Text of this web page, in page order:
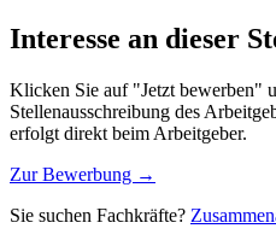
Interesse an dieser
Klicken Sie auf "Jetzt bewerben"
Stellenausschreibung des
erfolgt direkt beim Arbeitgeber.
Zur Bewerbung →
Sie suchen Fachkräfte?